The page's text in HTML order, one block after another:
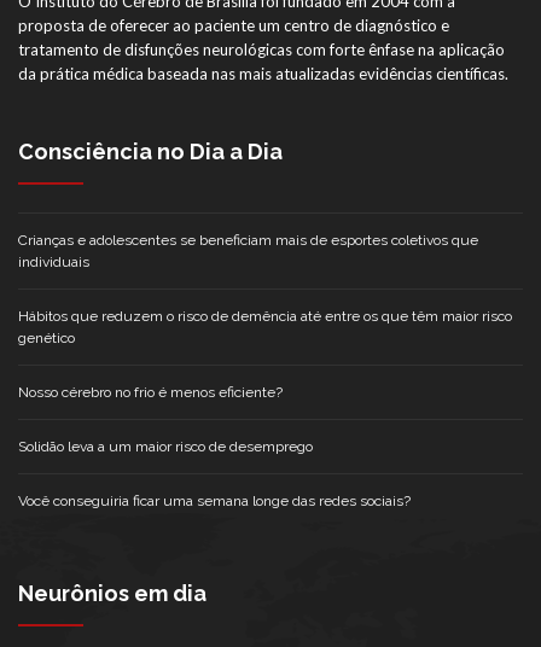
proposta de oferecer ao paciente um centro de diagnóstico e
tratamento de disfunções neurológicas com forte ênfase na aplicação
da prática médica baseada nas mais atualizadas evidências científicas.
Consciência no Dia a Dia
Crianças e adolescentes se beneficiam mais de esportes coletivos que
individuais
Hábitos que reduzem o risco de demência até entre os que têm maior risco
genético
Nosso cérebro no frio é menos eficiente?
Solidão leva a um maior risco de desemprego
Você conseguiria ficar uma semana longe das redes sociais?
Neurônios em dia